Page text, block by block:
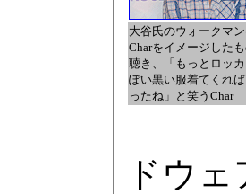
大谷氏のウォークマ
Charをイメージしたも
聴き、「もっとロッカ
ぽい黒い服着てくれ
ったね」と笑うChar
ドウ